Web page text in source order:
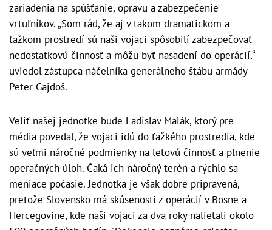
zariadenia na spúšťanie, opravu a zabezpečenie
vrtuľníkov. „Som rád, že aj v takom dramatickom a
ťažkom prostredí sú naši vojaci spôsobilí zabezpečovať
nedostatkovú činnosť a môžu byť nasadení do operácií,“
uviedol zástupca náčelníka generálneho štábu armády
Peter Gajdoš.
Veliť našej jednotke bude Ladislav Malák, ktorý pre
média povedal, že vojaci idú do ťažkého prostredia, kde
sú veľmi náročné podmienky na letovú činnosť a plnenie
operačných úloh. Čaká ich náročný terén a rýchlo sa
meniace počasie. Jednotka je však dobre pripravená,
pretože Slovensko má skúsenosti z operácií v Bosne a
Hercegovine, kde naši vojaci za dva roky nalietali okolo